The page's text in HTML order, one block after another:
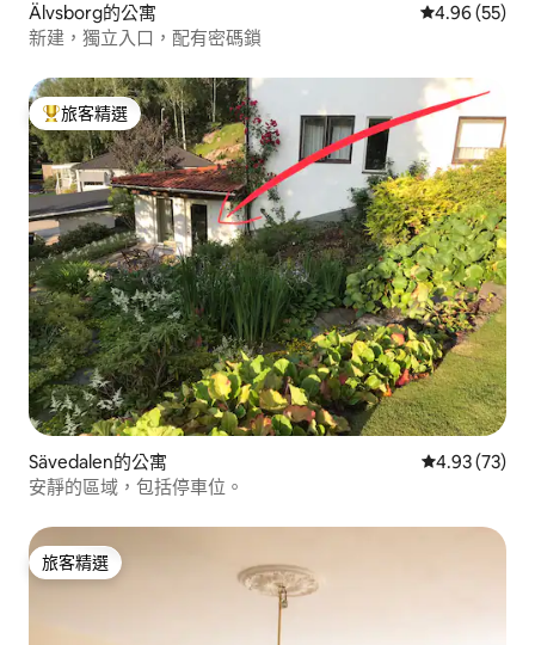
Älvsborg的公寓 從 55 則評價
4.96 (55)
新建，獨立入口，配有密碼鎖
旅客精選榜首
旅客精選
Sävedalen的公寓 從 73 則評價
4.93 (73)
安靜的區域，包括停車位。
旅客精選
旅客精選